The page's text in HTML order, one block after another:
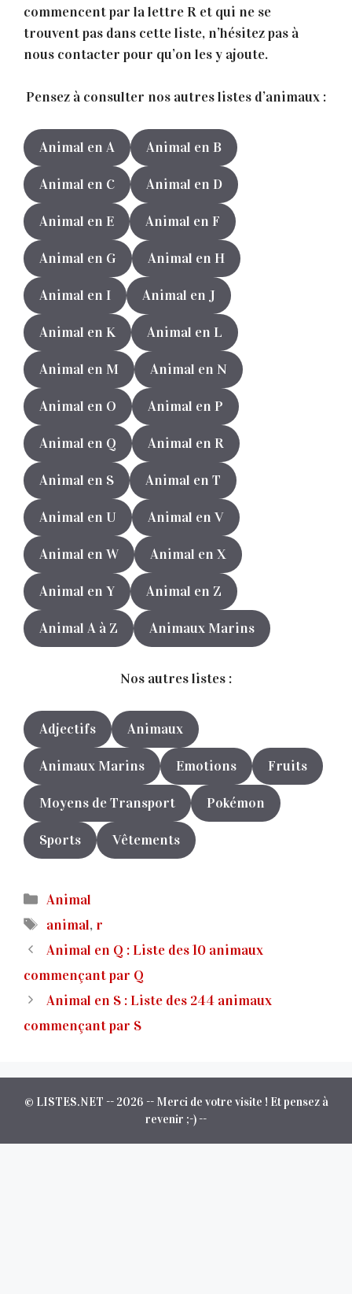
commencent par la lettre R et qui ne se
trouvent pas dans cette liste, n’hésitez pas à
nous contacter pour qu’on les y ajoute.
Pensez à consulter nos autres listes d’animaux :
Animal en A Animal en B
Animal en C Animal en D
Animal en E Animal en F
Animal en G Animal en H
Animal en I Animal en J
Animal en K Animal en L
Animal en M Animal en N
Animal en O Animal en P
Animal en Q Animal en R
Animal en S Animal en T
Animal en U Animal en V
Animal en W Animal en X
Animal en Y Animal en Z
Animal A à Z Animaux Marins
Nos autres listes :
Adjectifs Animaux
Animaux Marins Emotions Fruits
Moyens de Transport Pokémon
Sports Vêtements
Catégories
Animal
Étiquettes
animal, r
Animal en Q : Liste des 10 animaux
commençant par Q
Animal en S : Liste des 244 animaux
commençant par S
© LISTES.NET -- 2026 -- Merci de votre visite ! Et pensez à
revenir ;-) --